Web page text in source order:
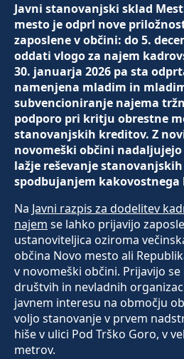
Javni stanovanjski sklad
mesto je odprl nove
zaposlene v občini: do 5.
oddati vlogo za najem
30. januarja 2026 pa sta
namenjena mladim in
subvencioniranje najema
podporo pri kritju obrestne
stanovanjskih kreditov. Z
novomeški občini nadaljujejo
lažje reševanje
spodbujanjem
Na Javni razpis za dodelitev
najem se lahko prijavijo
ustanoviteljica oziroma
občina Novo mesto ali
v novomeški občini. Prijavijo
društvih in nevladnih
javnem interesu na območju
voljo stanovanje v prvem
hiše v ulici Pod Trško Goro, v
metrov.